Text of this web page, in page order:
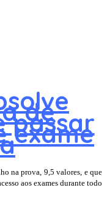
de
passar
exame
na prova, 9,5 valores, e que
aos exames durante todo